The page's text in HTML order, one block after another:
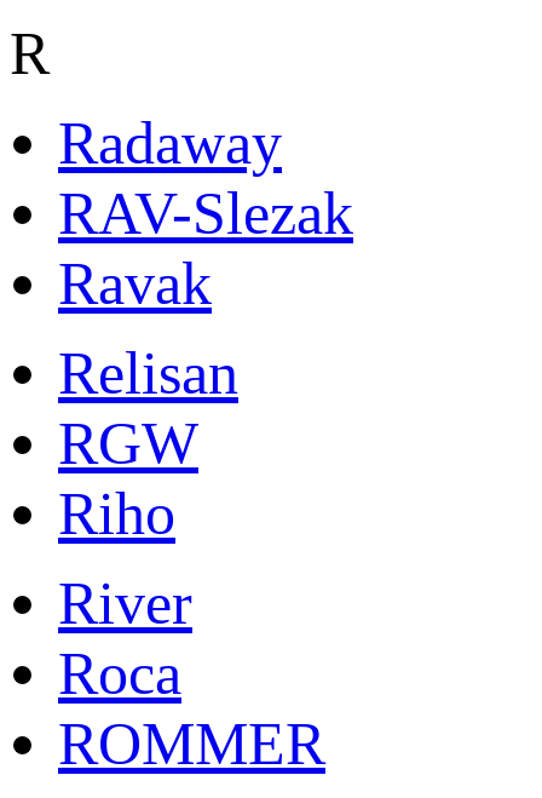
R
Radaway
RAV-Slezak
Ravak
Relisan
RGW
Riho
River
Roca
ROMMER